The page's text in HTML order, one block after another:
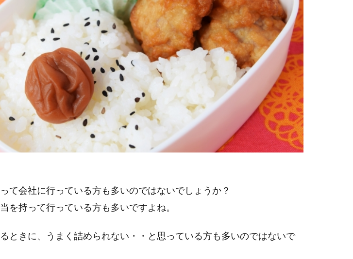
て会社に行っている方も多いのではないでしょうか？
を持って行っている方も多いですよね。
ときに、うまく詰められない・・と思っている方も多いのではないで